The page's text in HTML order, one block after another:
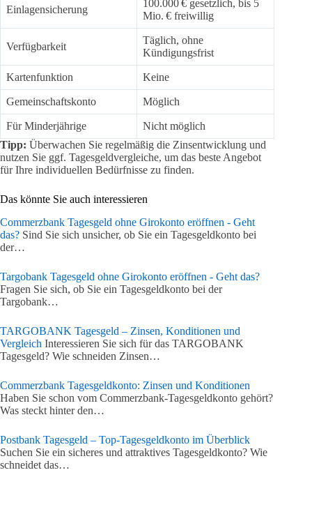
Einlagensicherung
100.000 € gesetzlich, bis 5
Mio. € freiwillig
Verfügbarkeit
Täglich, ohne
Kündigungsfrist
Kartenfunktion Keine
Gemeinschaftskonto Möglich
Für Minderjährige
Nicht möglich
Tipp: Überwachen Sie regelmäßig die Zinsentwicklung und
nutzen Sie ggf. Tagesgeldvergleiche, um das beste Angebot
für Ihre individuellen Bedürfnisse zu finden.
Das könnte Sie auch interessieren
Commerzbank Tagesgeld ohne Girokonto eröffnen - Geht
das? Sind Sie sich unsicher, ob Sie ein Tagesgeldkonto bei
der…
Targobank Tagesgeld ohne Girokonto eröffnen - Geht das?
Fragen Sie sich, ob Sie ein Tagesgeldkonto bei der
Targobank…
TARGOBANK Tagesgeld – Zinsen, Konditionen und
Vergleich Interessieren Sie sich für das TARGOBANK
Tagesgeld? Wie schneiden Zinsen…
Commerzbank Tagesgeldkonto: Zinsen und Konditionen
Haben Sie schon vom Commerzbank-Tagesgeldkonto gehört?
Was steckt hinter den…
Postbank Tagesgeld – Top-Tagesgeldkonto im Überblick
Suchen Sie ein sicheres und attraktives Tagesgeldkonto? Wie
schneidet das…